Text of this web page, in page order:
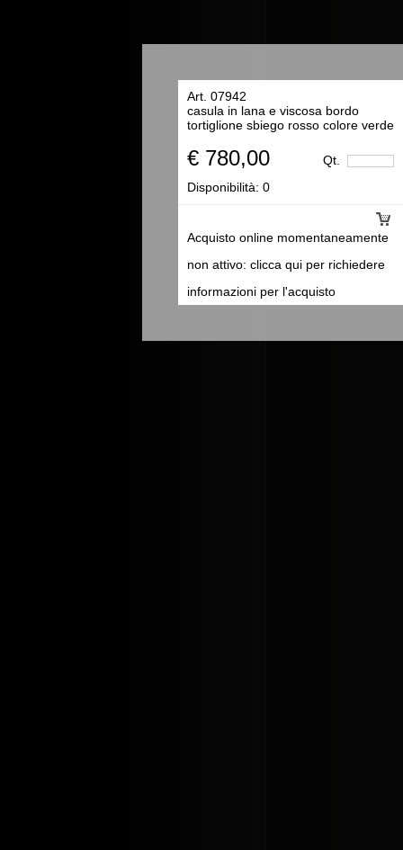
Art. 07942
casula in lana e viscosa bordo
tortiglione sbiego rosso colore verde
€ 780,00 Qt.
Acquisto online momentaneamente
non attivo: clicca qui per richiedere
informazioni per l'acquisto
Disponibilità: 0